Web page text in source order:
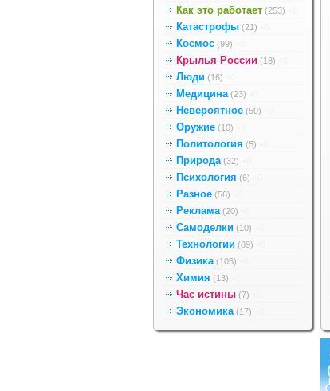
Как это работает (253)
Катастрофы (21)
Космос (99)
Крылья России (18)
Люди (16)
Медицина (23)
Невероятное (50)
Оружие (10)
Политология (5)
Природа (32)
Психология (6)
Разное (56)
Реклама (20)
Самоделки (10)
Технологии (89)
Физика (105)
Химия (13)
Час истины (7)
Экономика (17)